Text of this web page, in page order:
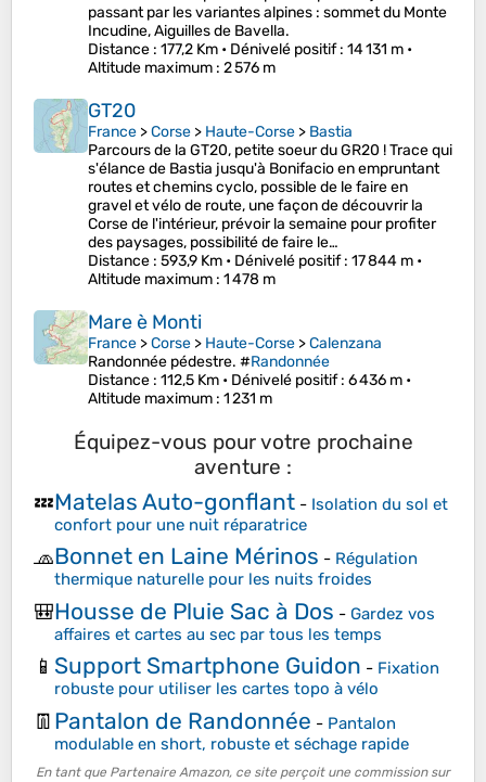
passant par les variantes alpines : sommet du Monte
Incudine, Aiguilles de Bavella.
Distance : 177,2 Km • Dénivelé positif: 14 131 m •
Altitude maximum : 2 576 m
GT20
France >Corse > Haute-Corse > Bastia
Parcours de la GT20, petite soeur du GR20 ! Trace qui
s'élance de Bastia jusqu'à Bonifacio en empruntant
routes et chemins cyclo, possible de le faire en
gravel et vélo de route, une façon de découvrir la
Corse de l'intérieur, prévoir la semaine pour profiter
des paysages, possibilité de faire le…
Distance : 593,9 Km • Dénivelé positif: 17 844 m •
Altitude maximum : 1 478 m
Mare è Monti
France >Corse > Haute-Corse >Calenzana
Randonnée pédestre. #Randonnée
Distance : 112,5 Km • Dénivelé positif: 6 436 m •
Altitude maximum : 1 231 m
Équipez-vous pour votre prochaine
aventure :
💤Matelas Auto-gonflant - Isolation du sol et
confort pour une nuit réparatrice
🧢Bonnet en Laine Mérinos - Régulation
thermique naturelle pour les nuits froides
🎒Housse de Pluie Sac à Dos - Gardez vos
affaires et cartes au sec par tous les temps
📱 Support Smartphone Guidon - Fixation
robuste pour utiliser les cartes topo à vélo
👖 Pantalon de Randonnée - Pantalon
modulable en short, robuste et séchage rapide
En tant que Partenaire Amazon, ce site perçoit une commission sur